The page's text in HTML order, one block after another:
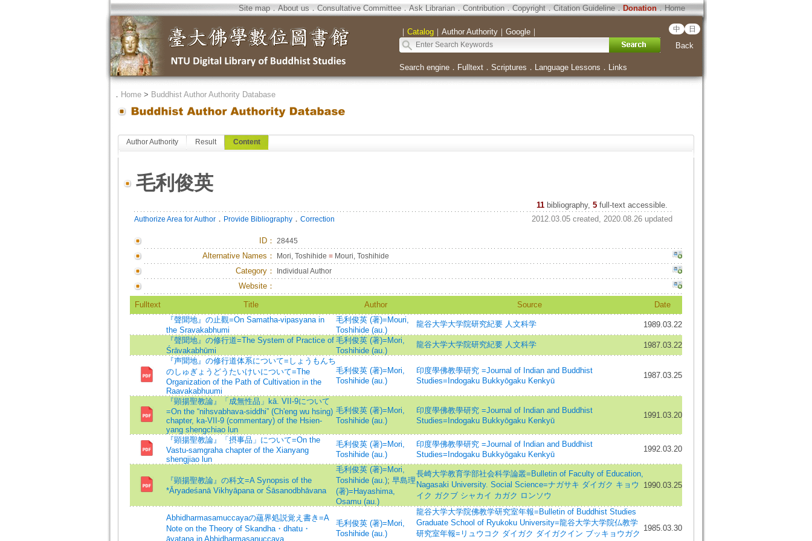
Site map．About us．Consultative Committee．Ask Librarian．Contribution．Copyright．Citation Guideline．Donation．Home
｜ Catalog｜ Author Authority｜ Google｜ 中 日
Back
Search engine． Fulltext． Scriptures ． Language Lessons ． Links
． Home> Buddhist Author Authority Database
Author Authority Result Content
毛利俊英
11 bibliography, 5full-text accessible.
Authorize Area for Author． Provide Bibliography． Correction 2012.03.05 created, 2020.08.26 updated
ID： 28445
Alternative Names： Mori, Toshihide =Mouri, Toshihide
Category： Individual Author
Website：
Fulltext Title Author Source
Date
『聲聞地』の止觀=On Samatha-vipasyana in
the Sravakabhumi
毛利俊英 (著)=Mouri,
Toshihide (au.)
龍谷大学大学院研究紀要 人文科学
1989.03.22
『聲聞地』の修行道=The System of Practice of
Śrāvakabhūmi
毛利俊英 (著)=Mori,
Toshihide (au.)
龍谷大学大学院研究紀要 人文科学
1987.03.22
『声聞地』の修行道体系について=しょうもんち
のしゅぎょうどうたいけいについて=The
Organization of the Path of Cultivation in the
Raavakabhuumi
毛利俊英 (著)=Mori,
Toshihide (au.)
印度學佛教學研究 =Journal of Indian and Buddhist
Studies=Indogaku Bukkyōgaku Kenkyū
1987.03.25
『顕揚聖教論』「成無性品」kā. VII-9について
=On the “nihsvabhava-siddhi” (Ch'eng wu hsing)
chapter, ka-VII-9 (commentary) of the Hsien-
yang shengchiao lun
毛利俊英 (著)=Mori,
Toshihide (au.)
印度學佛教學研究 =Journal of Indian and Buddhist
Studies=Indogaku Bukkyōgaku Kenkyū
1991.03.20
『顕揚聖教論』「摂事品」について=On the
Vastu-samgraha chapter of the Xianyang
shengjiao lun
毛利俊英 (著)=Mori,
Toshihide (au.)
印度學佛教學研究 =Journal of Indian and Buddhist
Studies=Indogaku Bukkyōgaku Kenkyū
1992.03.20
『顕揚聖教論』の科文=A Synopsis of the
*Āryadeśanā Vikhyāpana or Śāsanodbhāvana
毛利俊英 (著)=Mori,
Toshihide (au.); 早島理
(著)=Hayashima,
Osamu (au.)
長崎大学教育学部社会科学論叢=Bulletin of Faculty of Education,
Nagasaki University. Social Science=ナガサキ ダイガク キョウ
イク ガクブ シャカイ カガク ロンソウ
1990.03.25
Abhidharmasamuccayaの蘊界処説覚え書き=A
Note on the Theory of Skandha・dhatu・
āyatana in Abhidharmasanuccaya
毛利俊英 (著)=Mori,
Toshihide (au.)
龍谷大学大学院佛教学研究室年報=Bulletin of Buddhist Studies
Graduate School of Ryukoku University=龍谷大学大学院仏教学
研究室年報=リュウコク ダイガク ダイガクイン ブッキョウガク
1985.03.30